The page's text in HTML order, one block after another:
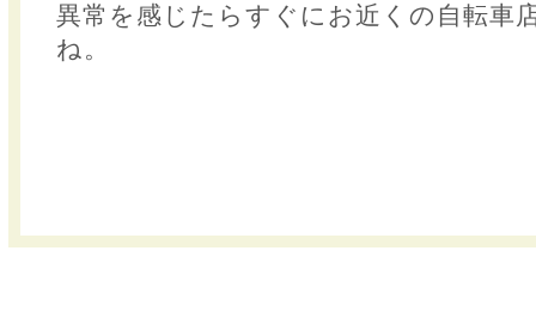
異常を感じたらすぐにお近くの自転車
ね。